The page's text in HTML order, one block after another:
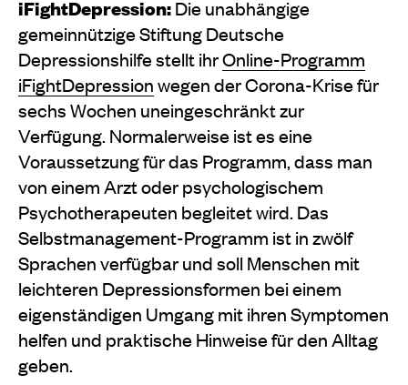
iFightDepression:Die unabhängige
gemeinnützige Stiftung Deutsche
Depressionshilfe stellt ihrOnline-Programm
iFightDepressionwegen der Corona-Krise für
sechs Wochen uneingeschränkt zur
Verfügung. Normalerweise ist es eine
Voraussetzung für das Programm, dass man
von einem Arzt oder psychologischem
Psychotherapeuten begleitet wird. Das
Selbstmanagement-Programm ist in zwölf
Sprachen verfügbar und soll Menschen mit
leichteren Depressions­formen bei einem
eigenständigen Umgang mit ihren Symptomen
helfen und praktische Hinweise für den Alltag
geben.